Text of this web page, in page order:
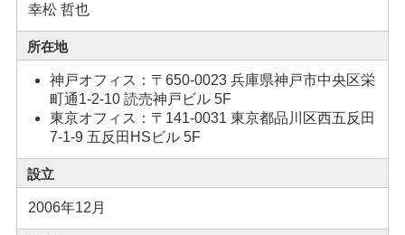
幸松 哲也
所在地
神戸オフィス：〒650-0023 兵庫県神戸市中央区栄
町通1-2-10 読売神戸ビル 5F
東京オフィス：〒141-0031 東京都品川区西五反田
7-1-9 五反田HSビル 5F
設立
2006年12月